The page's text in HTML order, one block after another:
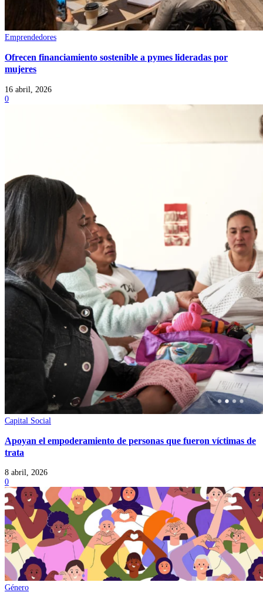
Emprendedores
Ofrecen financiamiento sostenible a pymes lideradas por
mujeres
16 abril, 2026
0
Capital Social
Apoyan el empoderamiento de personas que fueron víctimas de
trata
8 abril, 2026
0
Género